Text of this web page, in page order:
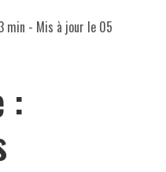
min - Mis à jour le 05
: